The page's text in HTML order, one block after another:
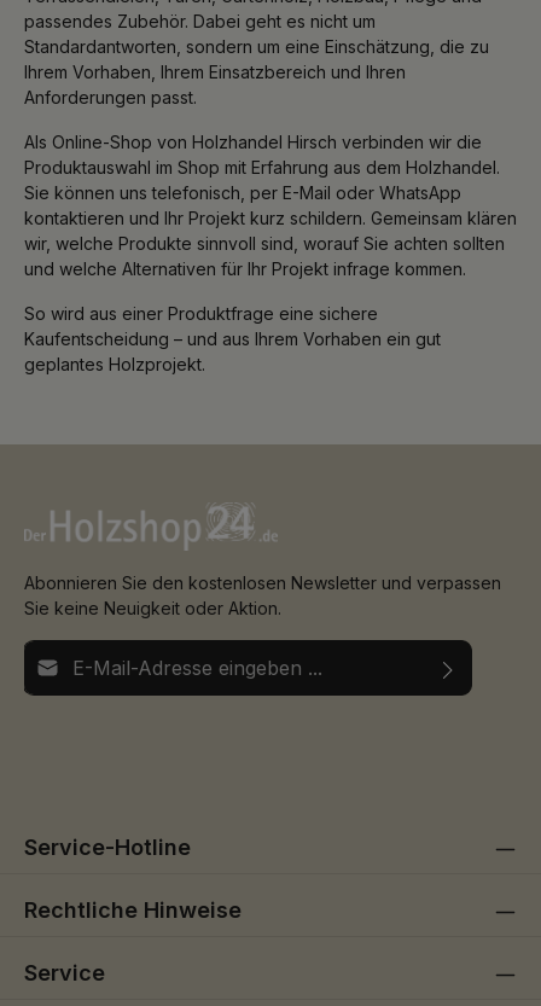
passendes Zubehör. Dabei geht es nicht um
Standardantworten, sondern um eine Einschätzung, die zu
Ihrem Vorhaben, Ihrem Einsatzbereich und Ihren
Anforderungen passt.
Als Online-Shop von Holzhandel Hirsch verbinden wir die
Produktauswahl im Shop mit Erfahrung aus dem Holzhandel.
Sie können uns telefonisch, per E-Mail oder WhatsApp
kontaktieren und Ihr Projekt kurz schildern. Gemeinsam klären
wir, welche Produkte sinnvoll sind, worauf Sie achten sollten
und welche Alternativen für Ihr Projekt infrage kommen.
So wird aus einer Produktfrage eine sichere
Kaufentscheidung – und aus Ihrem Vorhaben ein gut
geplantes Holzprojekt.
Abonnieren Sie den kostenlosen Newsletter und verpassen
Sie keine Neuigkeit oder Aktion.
E-Mail-Adresse*
Service-Hotline
Rechtliche Hinweise
Service